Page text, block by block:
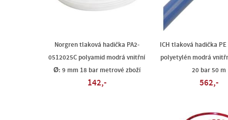
Norgren tlaková hadička PA2-
0512025C polyamid modrá vnitřní
Ø: 9 mm 18 bar metrové zboží
142,-
ICH tlaková hadička
polyetylén modrá
20 bar 50 m
562,-